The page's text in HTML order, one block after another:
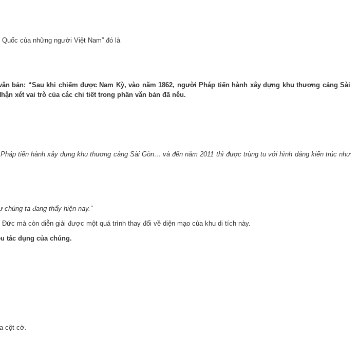
của những người Việt Nam” đó là
bản: “Sau khi chiếm được Nam Kỳ, vào năm 1862, người Pháp tiến hành xây dựng khu thương cảng Sài
xét vai trò của các chi tiết trong phần văn bản đã nêu.
tiến hành xây dựng khu thương cảng Sài Gòn… và đến năm 2011 thì được trùng tu với hình dáng kiến trúc như
ta đang thấy hiện nay.”
mà còn diễn giải được một quá trình thay đổi về diện mạo của khu di tích này.
tác dụng của chúng.
cột cờ.